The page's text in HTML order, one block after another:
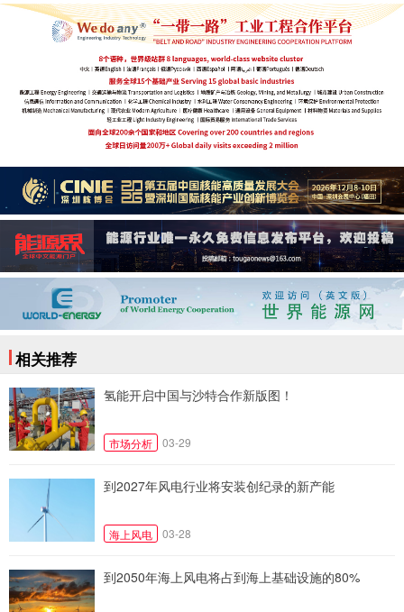
相关推荐
氢能开启中国与沙特合作新版图！
市场分析 03-29
到2027年风电行业将安装创纪录的新产能
海上风电 03-28
到2050年海上风电将占到海上基础设施的80%